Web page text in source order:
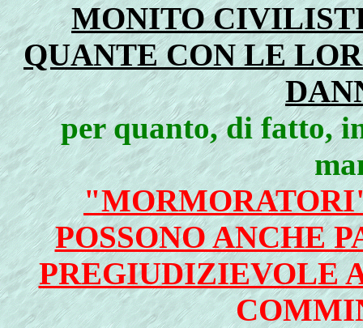
MONITO
QUANTE CON LE
per quanto, di fatto,
POSSONO ANCHE
PREGIUDIZIEVOLE